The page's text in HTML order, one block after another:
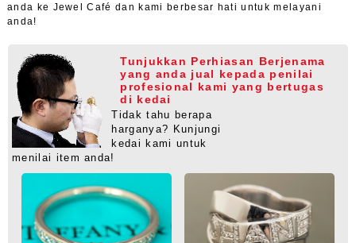
anda ke Jewel Café dan kami berbesar hati untuk melayani
anda!
Tunjukkan Perhiasan Berjenama
yang anda jual kepada penilai
profesional kami yang bertugas
di kedai
Tidak tahu berapa
harganya? Kunjungi
kedai kami untuk
menilai item anda!